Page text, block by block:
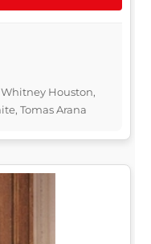
Houston,
Tomas Arana